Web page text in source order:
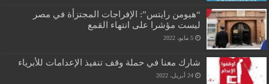
“هيومن رايتس”: الإفراجات المجتزأة في مصر
ليست مؤشرا على انتهاء القمع
5 مايو، 2022
شارك معنا في حملة وقف تنفيذ الإعدامات للأبرياء
24 أبريل، 2022